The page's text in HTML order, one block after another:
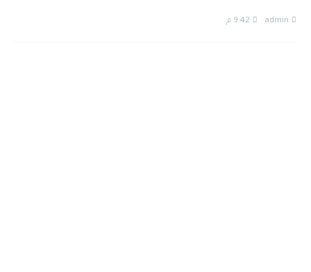
admin 9:42 م